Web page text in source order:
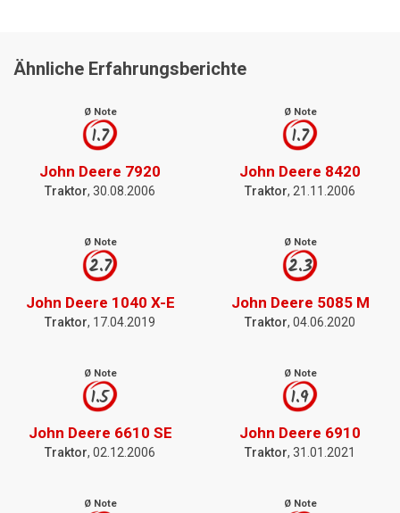
Ähnliche Erfahrungsberichte
Ø Note
1.7
John Deere 7920
Traktor, 30.08.2006
Ø Note
1.7
John Deere 8420
Traktor, 21.11.2006
Ø Note
2.7
John Deere 1040 X-E
Traktor, 17.04.2019
Ø Note
2.3
John Deere 5085 M
Traktor, 04.06.2020
Ø Note
1.5
John Deere 6610 SE
Traktor, 02.12.2006
Ø Note
1.9
John Deere 6910
Traktor, 31.01.2021
Ø Note Ø Note